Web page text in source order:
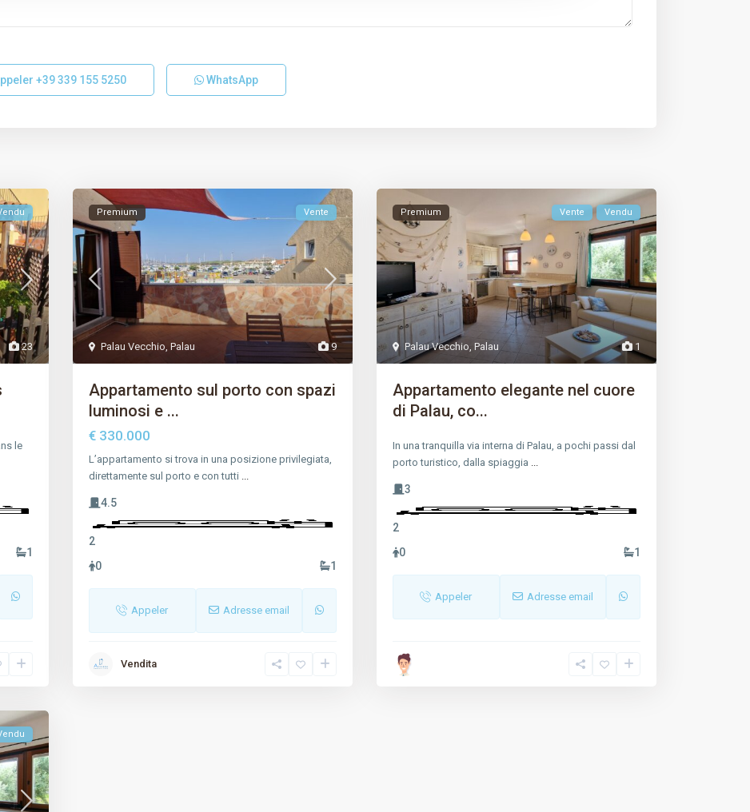
+39 339 155 5250 WhatsApp
23
le
1
9
Palau Vecchio Palau
Premium Vente
Appartamento sul porto con spazi
luminosi e ...
€ 330.000
L’appartamento si trova in una posizione privilegiata,
direttamente sul porto e con tutti
4.5
2
0
1
Appeler Adresse email
Vendita
1
Palau Vecchio Palau
Premium Vente Vendu
Appartamento elegante nel cuore
di Palau, co...
In una tranquilla via interna di Palau, a pochi passi dal
porto turistico, dalla spiaggia
3
2
0
1
Appeler Adresse email